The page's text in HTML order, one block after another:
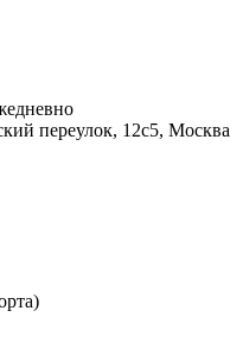
переулок, 12с5, Москва